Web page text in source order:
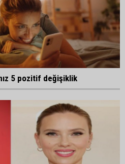
5 pozitif değişiklik